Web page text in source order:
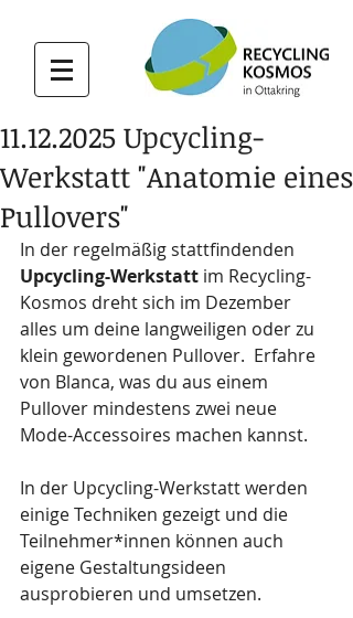
11.12.2025 Upcycling-
Werkstatt "Anatomie eines
Pullovers"
In der regelmäßig stattfindenden
Upcycling-Werkstatt im Recycling-
Kosmos dreht sich im Dezember
alles um deine langweiligen oder zu
klein gewordenen Pullover.  Erfahre
von Blanca, was du aus einem
Pullover mindestens zwei neue
Mode-Accessoires machen kannst.
In der Upcycling-Werkstatt werden
einige Techniken gezeigt und die
Teilnehmer*innen können auch
eigene Gestaltungsideen
ausprobieren und umsetzen.